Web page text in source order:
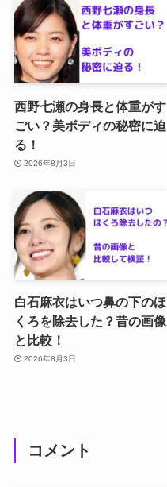
西野七瀬の身長と体重がす
ごい？美ボディの秘密に迫
る！
2026年8月3日
白石麻衣はいつ鼻の下のほ
くろを除去した？昔の画像
と比較！
2026年8月3日
コメント